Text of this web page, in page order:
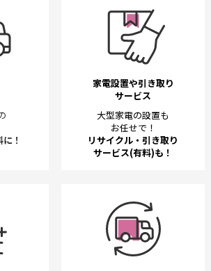
！
家電設置や引き取り
サービス
大型家電の設置も
お任せで！
リサイクル・引き取り
サービス(有料)も！